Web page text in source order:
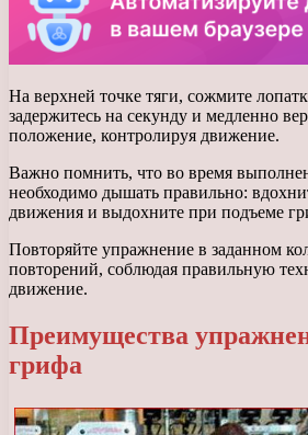
На верхней точке тяги, сожмите
задержитесь на секунду и медленно
положение, контролируя движение.
Важно помнить, что во время
необходимо дышать правильно:
движения и выдохните при подъеме
Повторяйте упражнение в заданном
повторений, соблюдая правильную
движение.
Преимущества
грифа